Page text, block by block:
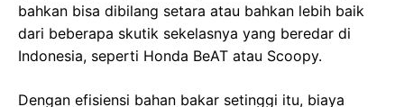
bahkan bisa dibilang setara atau bahkan lebih baik
dari beberapa skutik sekelasnya yang beredar di
Indonesia, seperti Honda BeAT atau Scoopy.
Dengan efisiensi bahan bakar setinggi itu, biaya